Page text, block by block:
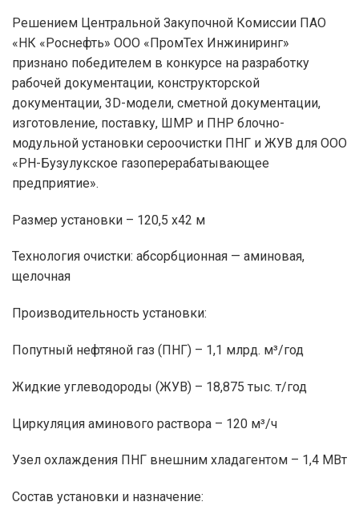
Решением Центральной Закупочной Комиссии ПАО
«НК «Роснефть» ООО «ПромТех Инжиниринг»
признано победителем в конкурсе на разработку
рабочей документации, конструкторской
документации, 3D-модели, сметной документации,
изготовление, поставку, ШМР и ПНР блочно-
модульной установки сероочистки ПНГ и ЖУВ для ООО
«РН-Бузулукское газоперерабатывающее
предприятие».
Размер установки – 120,5 х42 м
Технология очистки: абсорбционная — аминовая,
щелочная
Производительность установки:
Попутный нефтяной газ (ПНГ) – 1,1 млрд. м³/год
Жидкие углеводороды (ЖУВ) – 18,875 тыс. т/год
Циркуляция аминового раствора – 120 м³/ч
Узел охлаждения ПНГ внешним хладагентом – 1,4 МВт
Состав установки и назначение: